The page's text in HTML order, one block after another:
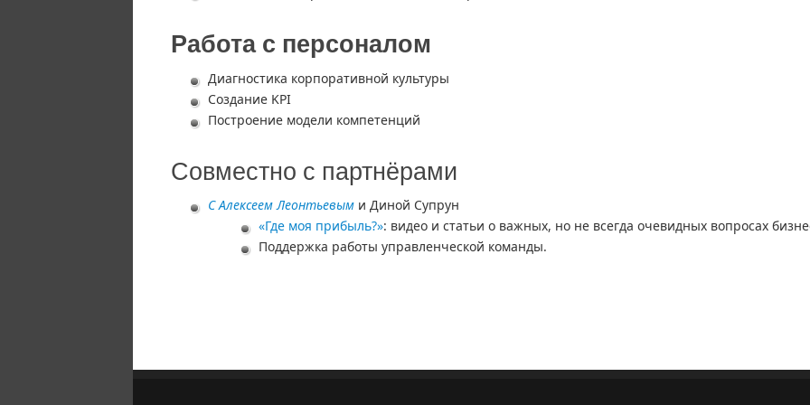
Работа с персоналом
Диагностика корпоративной культуры
Создание KPI
Построение модели компетенций
Совместно с партнёрами
С Алексеем Леонтьевым и Диной Супрун
«Где моя прибыль?»: видео и статьи о важных, но не всегда очевидных вопросах
Поддержка работы управленческой команды.